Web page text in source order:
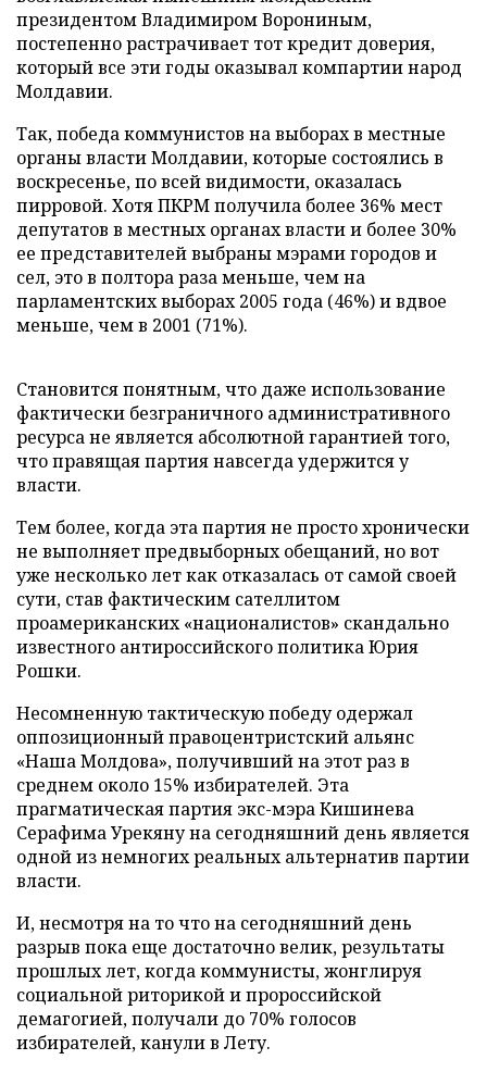
президентом Владимиром Ворониным,
постепенно растрачивает тот кредит доверия,
который все эти годы оказывал компартии народ
Молдавии.
Так, победа коммунистов на выборах в местные
органы власти Молдавии, которые состоялись в
воскресенье, по всей видимости, оказалась
пирровой. Хотя ПКРМ получила более 36% мест
депутатов в местных органах власти и более 30%
ее представителей выбраны мэрами городов и
сел, это в полтора раза меньше, чем на
парламентских выборах 2005 года (46%) и вдвое
меньше, чем в 2001 (71%).
Становится понятным, что даже использование
фактически безграничного административного
ресурса не является абсолютной гарантией того,
что правящая партия навсегда удержится у
власти.
Тем более, когда эта партия не просто хронически
не выполняет предвыборных обещаний, но вот
уже несколько лет как отказалась от самой своей
сути, став фактическим сателлитом
проамериканских «националистов» скандально
известного антироссийского политика Юрия
Рошки.
Несомненную тактическую победу одержал
оппозиционный правоцентристский альянс
«Наша Молдова», получивший на этот раз в
среднем около 15% избирателей. Эта
прагматическая партия экс-мэра Кишинева
Серафима Урекяну на сегодняшний день является
одной из немногих реальных альтернатив партии
власти.
И, несмотря на то что на сегодняшний день
разрыв пока еще достаточно велик, результаты
прошлых лет, когда коммунисты, жонглируя
социальной риторикой и пророссийской
демагогией, получали до 70% голосов
избирателей, канули в Лету.